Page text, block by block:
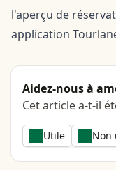
l'aperçu de
application
Aidez-nous à
Cet article a-t-il
Utile Non